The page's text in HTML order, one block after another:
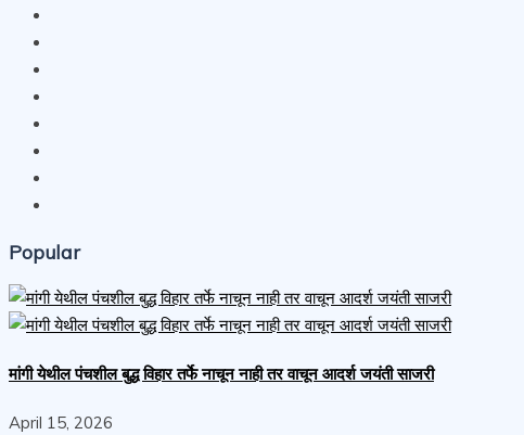
Popular
मांगी येथील पंचशील बुद्ध विहार तर्फे नाचून नाही तर वाचून आदर्श जयंती साजरी
April 15, 2026